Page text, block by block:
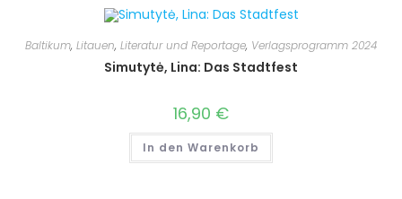
Baltikum, Litauen, Literatur und Reportage, Verlagsprogramm 2024
Simutytė, Lina: Das Stadtfest
16,90 €
In den Warenkorb